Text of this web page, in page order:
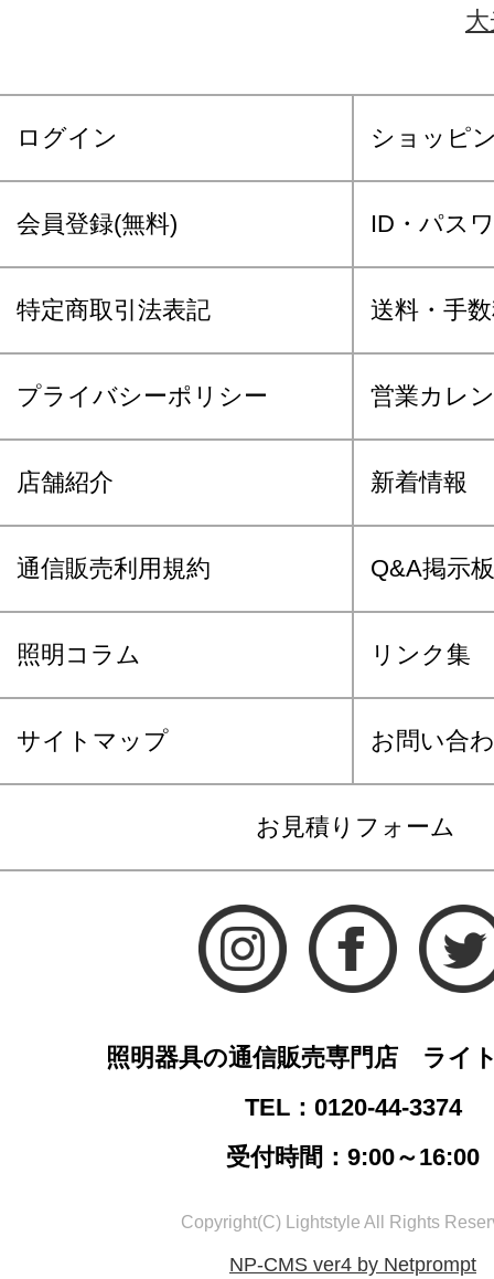
ログイン ショッピ
会員登録(無料) ID・パス
特定商取引法表記 送料・手
プライバシーポリシー 営業カレ
店舗紹介 新着情報
通信販売利用規約 Q&A掲示板
照明コラム リンク集
サイトマップ お問い合
お見積りフォーム
照明器具の通信販売専門店 ライ
TEL：0120-44-3374
受付時間：9:00～16:00
Copyright(C) Lightstyle All Rights
NP-CMS ver4 by Netprompt